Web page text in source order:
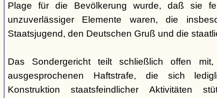
Plage für die Bevölkerung wurde, daß sie
unzuverlässiger Elemente waren, die
Staatsjugend, den Deutschen Gruß und die
Das Sondergericht teilt schließlich offen
ausgesprochenen Haftstrafe, die sich
Konstruktion staatsfeindlicher Aktivitäten